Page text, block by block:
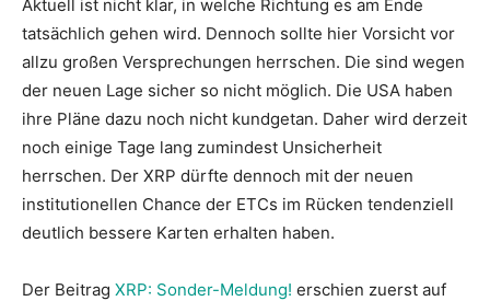
Aktuell ist nicht klar, in welche Richtung es am Ende
tatsächlich gehen wird. Dennoch sollte hier Vorsicht vor
allzu großen Versprechungen herrschen. Die sind wegen
der neuen Lage sicher so nicht möglich. Die USA haben
ihre Pläne dazu noch nicht kundgetan. Daher wird derzeit
noch einige Tage lang zumindest Unsicherheit
herrschen. Der XRP dürfte dennoch mit der neuen
institutionellen Chance der ETCs im Rücken tendenziell
deutlich bessere Karten erhalten haben.
Der Beitrag XRP: Sonder-Meldung! erschien zuerst auf